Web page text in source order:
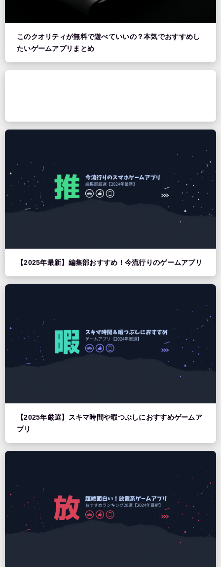
このクオリティが無料で遊べていいの？本気でおすすめし
たいゲームアプリまとめ
【2025年最新】編集部おすすめ！今流行りのゲームアプリ
【2025年厳選】スキマ時間や暇つぶしにおすすめゲームア
プリ